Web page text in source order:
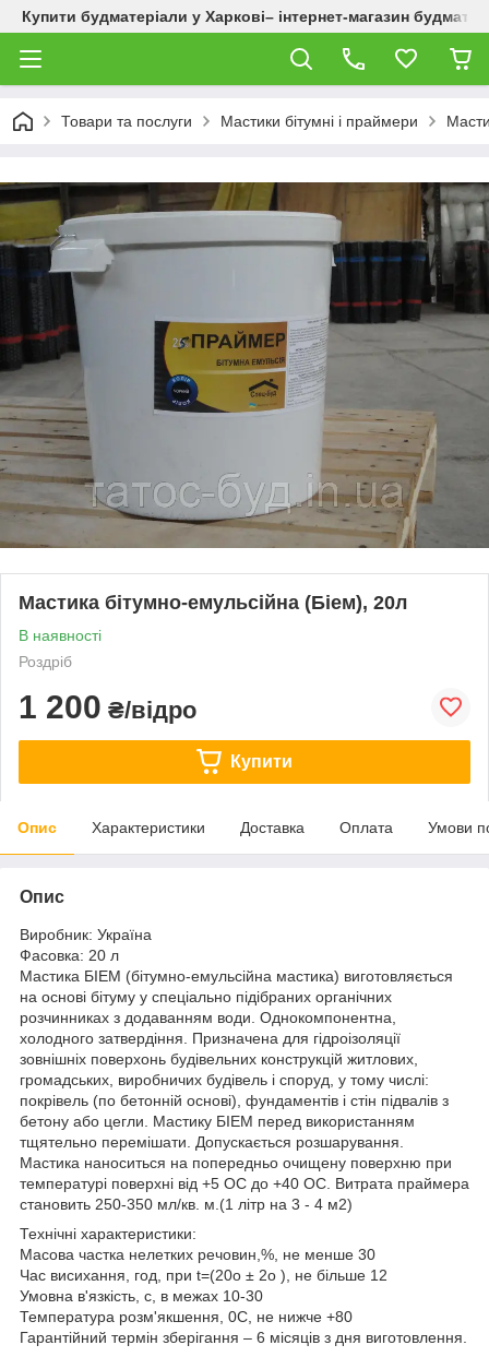
Купити будматеріали у Харкові– інтернет-магазин
Товари та послуги Мастики бітумні і праймери
Мастика бітумно-емульсійна (Біем), 20л
В наявності
Роздріб
1 200 ₴/відро
Купити
Опис Характеристики Доставка Оплата Умови
Опис
Виробник: Україна
Фасовка: 20 л
Мастика БІЕМ (бітумно-емульсійна мастика) виготовляється
на основі бітуму у спеціально підібраних органічних
розчинниках з додаванням води. Однокомпонентна,
холодного затвердіння. Призначена для гідроізоляції
зовнішніх поверхонь будівельних конструкцій житлових,
громадських, виробничих будівель і споруд, у тому числі:
покрівель (по бетонній основі), фундаментів і стін підвалів з
бетону або цегли. Мастику БІЕМ перед використанням
тщятельно перемішати. Допускається розшарування.
Мастика наноситься на попередньо очищену поверхню при
температурі поверхні від +5 ОС до +40 ОС. Витрата праймера
становить 250-350 мл/кв. м.(1 літр на 3 - 4 м2)
Технічні характеристики:
Масова частка нелетких речовин,%, не менше 30
Час висихання, год, при t=(20о ± 2о ), не більше 12
Умовна в'язкість, с, в межах 10-30
Температура розм'якшення, 0С, не нижче +80
Гарантійний термін зберігання – 6 місяців з дня виготовлення.